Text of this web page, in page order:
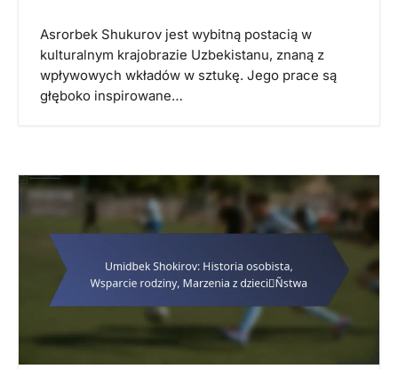
Asrorbek Shukurov jest wybitną postacią w
kulturalnym krajobrazie Uzbekistanu, znaną z
wpływowych wkładów w sztukę. Jego prace są
głęboko inspirowane…